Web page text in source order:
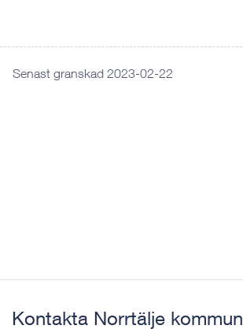
Senast granskad 2023-02-22
Kontakta Norrtälje kommun